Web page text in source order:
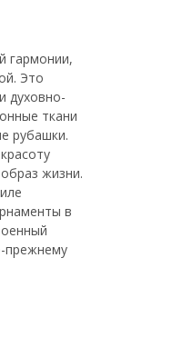
гармонии,
Это
духовно-
ткани
рубашки.
жизни.
в
прежнему